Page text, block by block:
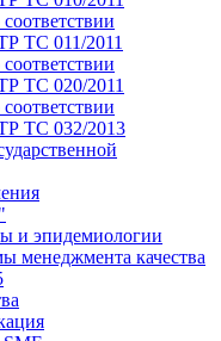
ТС 011/2011
ТС 020/2011
ТС 032/2013
и эпидемиологии
менеджмента качества